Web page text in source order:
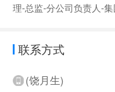
理-总监-分公司负责人-集
联系方式
(饶月生)